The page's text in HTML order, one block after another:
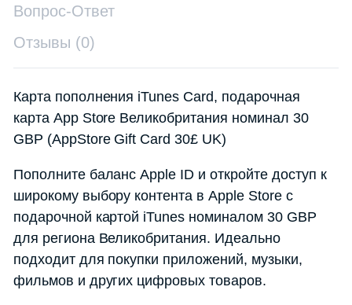
Вопрос-Ответ
Отзывы (0)
Карта пополнения iTunes Card, подарочная
карта App Store Великобритания номинал 30
GBP (AppStore Gift Card 30£ UK)
Пополните баланс Apple ID и откройте доступ к
широкому выбору контента в Apple Store с
подарочной картой iTunes номиналом 30 GBP
для региона Великобритания. Идеально
подходит для покупки приложений, музыки,
фильмов и других цифровых товаров.